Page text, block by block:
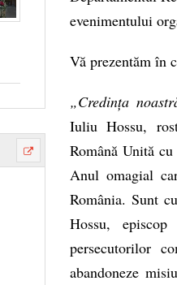
evenimentului
Vă prezentăm în
„Credința
Iuliu Hossu,
Română Unită
Anul omagial
România. Sunt
Hossu,
persecutorilor
abandoneze